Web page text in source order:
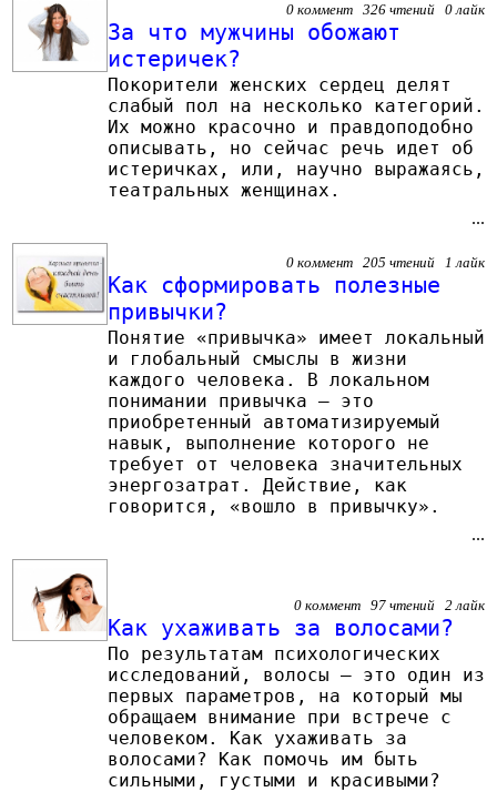
0 коммент 326 чтений 0 лайк
За что мужчины обожают
истеричек?
Покорители женских сердец делят
слабый пол на несколько категорий.
Их можно красочно и правдоподобно
описывать, но сейчас речь идет об
истеричках, или, научно выражаясь,
театральных женщинах.
...
0 коммент 205 чтений 1 лайк
Как сформировать полезные
привычки?
Понятие «привычка» имеет локальный
и глобальный смыслы в жизни
каждого человека. В локальном
понимании привычка – это
приобретенный автоматизируемый
навык, выполнение которого не
требует от человека значительных
энергозатрат. Действие, как
говорится, «вошло в привычку».
...
0 коммент 97 чтений 2 лайк
Как ухаживать за волосами?
По результатам психологических
исследований, волосы – это один из
первых параметров, на который мы
обращаем внимание при встрече с
человеком. Как ухаживать за
волосами? Как помочь им быть
сильными, густыми и красивыми?